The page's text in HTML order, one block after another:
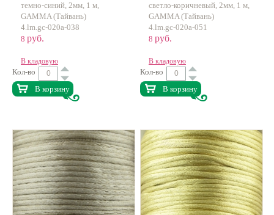
темно-синий, 2мм, 1 м,
GAMMA (Тайвань)
4.lm.gc-020a-038
8 руб.
В кладовую
Кол-во
В корзину
светло-коричневый, 2мм, 1 м,
GAMMA (Тайвань)
4.lm.gc-020a-051
8 руб.
В кладовую
Кол-во
В корзину